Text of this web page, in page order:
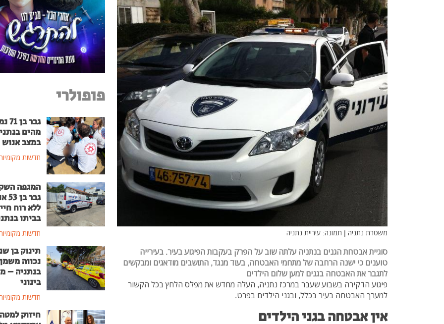
משטרת נתניה | תמונה: עיריית נתניה
סוגיית אבטחת הגנים בנתניה עלתה שוב על הפרק בעקבות הפיגוע בעיר. בעירייה
טוענים כי ישנה הרחבה של מתחמי האבטחה, בעוד מנגד, התושבים מודאגים ומבקשים
לתגבר את האבטחה בגנים למען שלום הילדים
פיגוע הדקירה בשבוע שעבר במרכז נתניה, העלה מחדש את מפלס הלחץ בכל הקשור
למערך האבטחה בעיר בכלל, ובגני הילדים בפרט.
אין אבטחה בגני הילדים
פופולרי
גבר
מהים
במצב אנוש
חדשות
המגפה
גבר
ללא רוח
בביתו
חדשות
תינוק בן
נכווה
בנתניה –
בינוני
חדשות
חיזוק למטה